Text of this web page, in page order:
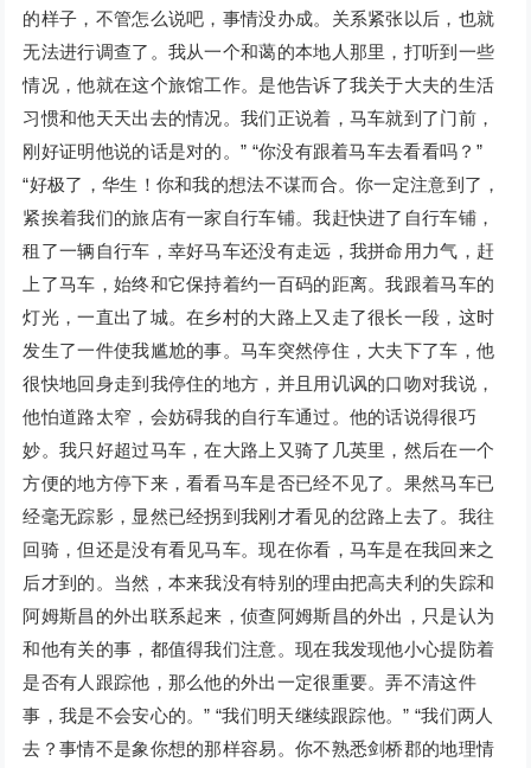
的样子，不管怎么说吧，事情没办成。关系紧张以后，也就
无法进行调查了。我从一个和蔼的本地人那里，打听到一些
情况，他就在这个旅馆工作。是他告诉了我关于大夫的生活
习惯和他天天出去的情况。我们正说着，马车就到了门前，
刚好证明他说的话是对的。” “你没有跟着马车去看看吗？”
“好极了，华生！你和我的想法不谋而合。你一定注意到了，
紧挨着我们的旅店有一家自行车铺。我赶快进了自行车铺，
租了一辆自行车，幸好马车还没有走远，我拼命用力气，赶
上了马车，始终和它保持着约一百码的距离。我跟着马车的
灯光，一直出了城。在乡村的大路上又走了很长一段，这时
发生了一件使我尴尬的事。马车突然停住，大夫下了车，他
很快地回身走到我停住的地方，并且用讥讽的口吻对我说，
他怕道路太窄，会妨碍我的自行车通过。他的话说得很巧
妙。我只好超过马车，在大路上又骑了几英里，然后在一个
方便的地方停下来，看看马车是否已经不见了。果然马车已
经毫无踪影，显然已经拐到我刚才看见的岔路上去了。我往
回骑，但还是没有看见马车。现在你看，马车是在我回来之
后才到的。当然，本来我没有特别的理由把高夫利的失踪和
阿姆斯昌的外出联系起来，侦查阿姆斯昌的外出，只是认为
和他有关的事，都值得我们注意。现在我发现他小心提防着
是否有人跟踪他，那么他的外出一定很重要。弄不清这件
事，我是不会安心的。” “我们明天继续跟踪他。” “我们两人
去？事情不是象你想的那样容易。你不熟悉剑桥郡的地理情